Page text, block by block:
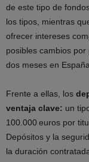
de este tipo de
los tipos, mientras
ofrecer intereses
posibles cambios
dos meses en
Frente a ellas, los
ventaja clave: un
100.000 euros por
Depósitos y la
la duración